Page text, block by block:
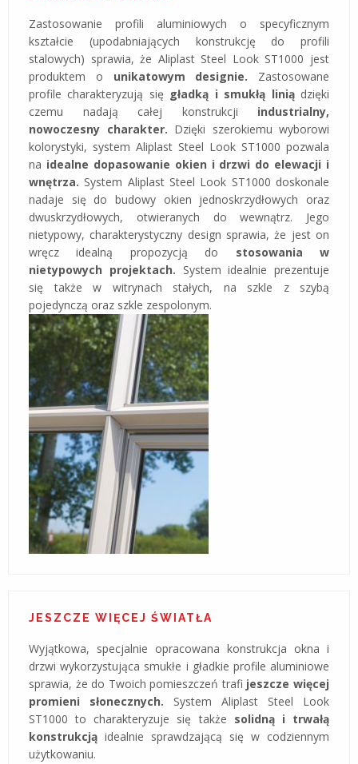
Zastosowanie profili aluminiowych o specyficznym
kształcie (upodabniających konstrukcję do profili
stalowych) sprawia, że Aliplast Steel Look ST1000 jest
produktem o unikatowym designie. Zastosowane
profile charakteryzują się gładką i smukłą liniądzięki
czemu nadają całej konstrukcji industrialny,
nowoczesny charakter. Dzięki szerokiemu wyborowi
kolorystyki, system Aliplast Steel Look ST1000 pozwala
na idealne dopasowanie okien i drzwi do elewacji i
wnętrza. System Aliplast Steel Look ST1000 doskonale
nadaje się do budowy okien jednoskrzydłowych oraz
dwuskrzydłowych, otwieranych do wewnątrz. Jego
nietypowy, charakterystyczny design sprawia, że jest on
wręcz idealną propozycją do stosowania w
nietypowych projektach. System idealnie prezentuje
się także w witrynach stałych, na szkle z szybą
pojedynczą oraz szkle zespolonym.
JESZCZE WIĘCEJ ŚWIATŁA
Wyjątkowa, specjalnie opracowana konstrukcja okna i
drzwi wykorzystująca smukłe i gładkie profile aluminiowe
sprawia, że do Twoich pomieszczeń trafi jeszcze więcej
promieni słonecznych. System Aliplast Steel Look
ST1000 to charakteryzuje się także solidną i trwałą
konstrukcją idealnie sprawdzającą się w codziennym
użytkowaniu.